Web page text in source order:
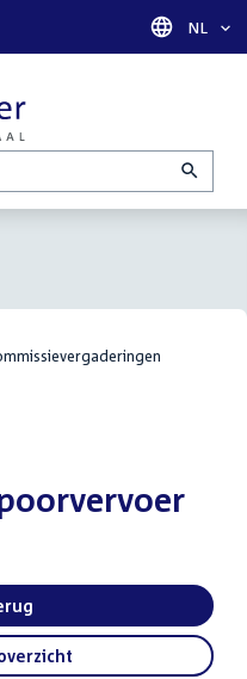
Taal
NL
link: